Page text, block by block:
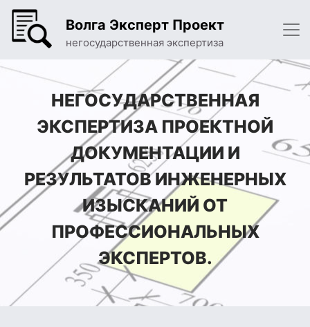
Волга Эксперт Проект
негосударственная экспертиза
НЕГОСУДАРСТВЕННАЯ
ЭКСПЕРТИЗА ПРОЕКТНОЙ
ДОКУМЕНТАЦИИ И
РЕЗУЛЬТАТОВ ИНЖЕНЕРНЫХ
ИЗЫСКАНИЙ ОТ
ПРОФЕССИОНАЛЬНЫХ
ЭКСПЕРТОВ.